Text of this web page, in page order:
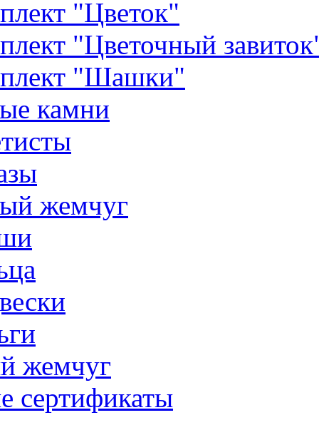
"Цветок"
"Цветочный
"Шашки"
камни
жемчуг
жемчуг
сертификаты